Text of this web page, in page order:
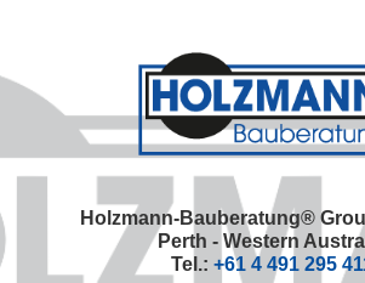
primary
navigation
main
content
primary
sidebar
footer
Holzmann-Bauberatung®
Perth - Western
Tel.: +61 4 491 295